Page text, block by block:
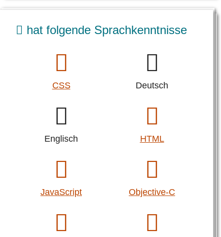
hat folgende Sprachkenntnisse
CSS Deutsch
Englisch HTML
JavaScript Objective-C